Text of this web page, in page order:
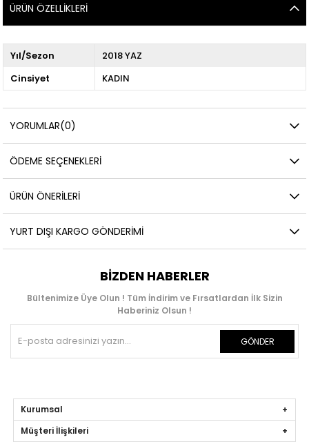
ÜRÜN ÖZELLIKLERI
Yıl/Sezon
2018 YAZ
Cinsiyet
KADIN
YORUMLAR(0)
ÖDEME SEÇENEKLERI
ÜRÜN ÖNERILERI
YURT DIŞI KARGO GÖNDERIMI
BIZDEN HABERLER
Bültenimize Üye Olun ! Tüm İndirim ve Fırsatlardan İlk Sizin
Haberiniz Olsun !
GÖNDER
Kurumsal
Müşteri İlişkileri